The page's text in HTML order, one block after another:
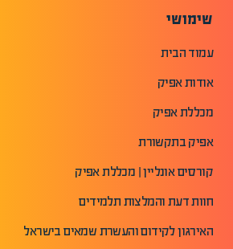
שימושי
עמוד הבית
אודות אפיק
מכללת אפיק
אפיק בתקשורת
קורסים אונליין | מכללת אפיק
חוות דעת והמלצות תלמידים
האירגון לקידום והעשרת שמאים בישראל